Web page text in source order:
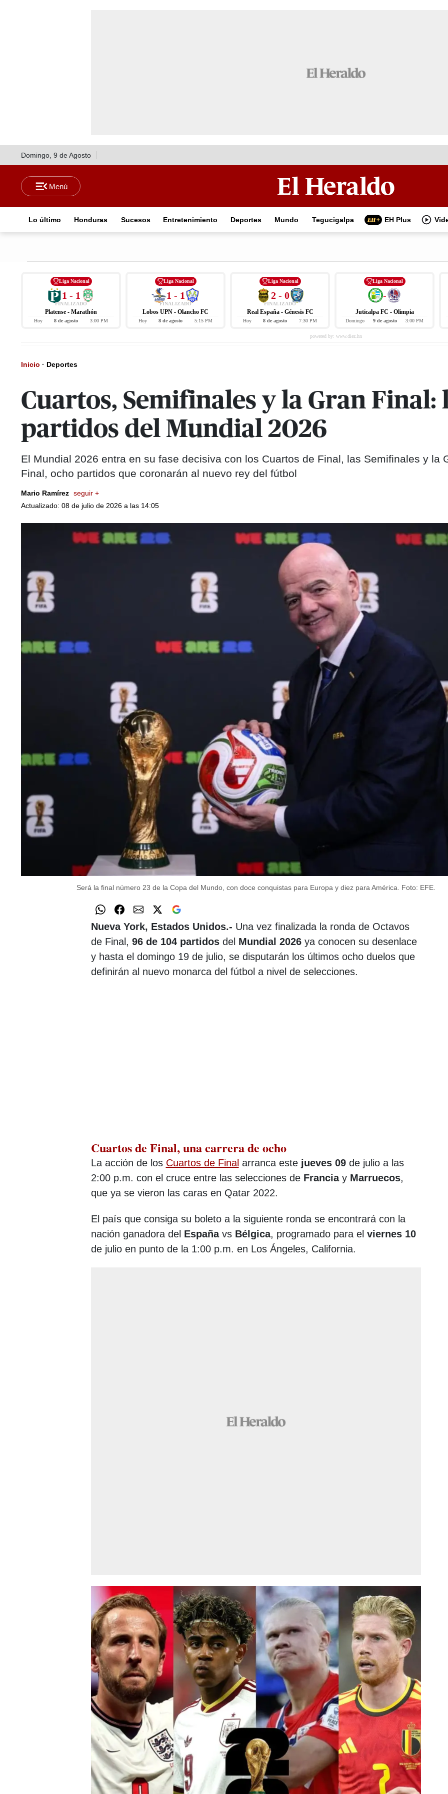
Domingo, 9 de Agosto
Lo último Honduras Sucesos Entretenimiento Deportes Mundo Tegucigalpa EH Plus
Liga Nacional
1 - 1
FINALIZADO
Platense - Marathón
Hoy 8 de agosto 3:00 PM
Liga Nacional
1 - 1
FINALIZADO
Lobos UPN - Olancho FC
Hoy 8 de agosto 5:15 PM
Liga Nacional
2 - 0
FINALIZADO
Real España - Génesis FC
Hoy 8 de agosto 7:30 PM
Liga Nacional
-
Juticalpa FC - Olimpia
Domingo 9 de agosto 3:00 PM
Inicio · Deportes
Cuartos, Semifinales y la Gran
partidos del Mundial 2026
El Mundial 2026 entra en su fase decisiva con los Cuartos de Final, las Semifinales y la
Final, ocho partidos que coronarán al nuevo rey del fútbol
Mario Ramírez seguir +
Actualizado: 08 de julio de 2026 a las 14:05
Será la final número 23 de la Copa del Mundo, con doce conquistas para Europa y diez para América. Foto: EFE.
Nueva York, Estados Unidos.- Una vez finalizada la ronda de Octavos
de Final, 96 de 104 partidosdel Mundial 2026ya conocen su desenlace
y hasta el domingo 19 de julio, se disputarán los últimos ocho duelos que
definirán al nuevo monarca del fútbol a nivel de selecciones.
Cuartos de Final, una carrera de ocho
La acción de los Cuartos de Finalarranca este jueves 09 de julio a las
2:00 p.m. con el cruce entre las selecciones de Francia y Marruecos,
que ya se vieron las caras en Qatar 2022.
El país que consiga su boleto a la siguiente ronda se encontrará con la
nación ganadora del Españavs Bélgica, programado para el viernes 10
de julio en punto de la 1:00 p.m. en Los Ángeles, California.